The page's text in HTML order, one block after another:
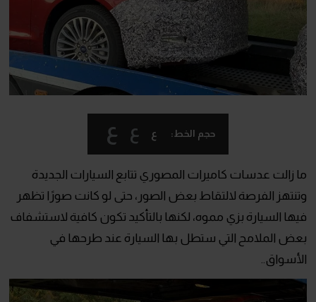
حجم الخط: ع ع ع
ما زالت عدسات كاميرات المصوري تتابع السيارات الجديدة
وتنتهز الفرصة لالتقاط بعض الصور، حتى لو كانت صورًا تظهر
فيها السيارة بزي مموه، لكنها بالتأكيد تكون كافية لاستشفاف
بعض الملامح التي ستطل بها السيارة عند طرحها في
الأسواق..